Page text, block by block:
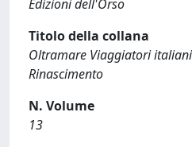
Edizioni dell'Orso
Titolo della collana
Oltramare Viaggiatori
Rinascimento
N. Volume
13